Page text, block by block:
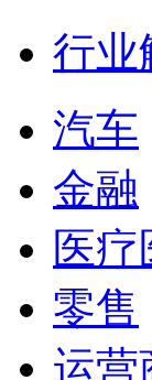
行业
汽车
金融
医疗
零售
运营